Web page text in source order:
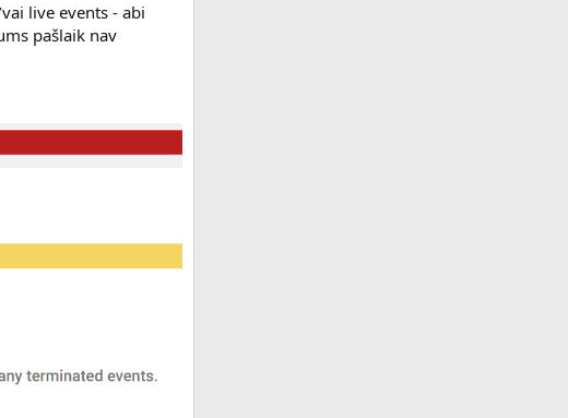
live events - abi
pašlaik nav